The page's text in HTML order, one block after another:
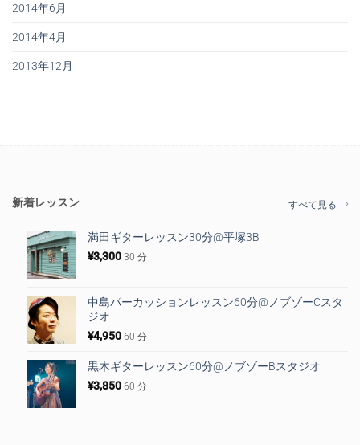
2014年6月
2014年4月
2013年12月
新着レッスン すべて見る
満田ギターレッスン30分@平塚3B
¥3,300 30 分
中島パーカッションレッスン60分@ノブゾーCスタ
ジオ
¥4,950 60 分
黒木ギターレッスン60分@ノブゾーBスタジオ
¥3,850 60 分